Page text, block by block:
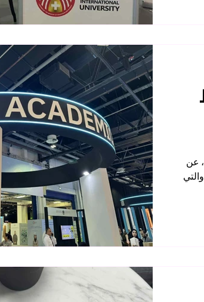
تعلن الجامعة السويسرية الدولية ، التي تأسست عام 1999، عن
والتي